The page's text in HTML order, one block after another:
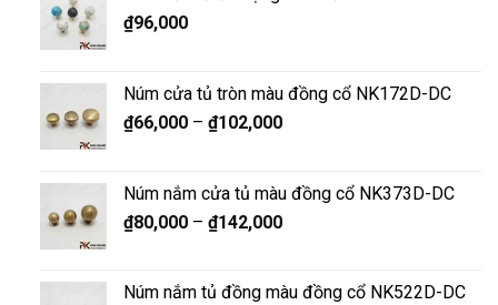
₫96,000
Núm cửa tủ tròn màu đồng cổ NK172D-DC
₫66,000– ₫102,000
Núm nắm cửa tủ màu đồng cổ NK373D-DC
₫80,000– ₫142,000
Núm nắm tủ đồng màu đồng cổ NK522D-DC